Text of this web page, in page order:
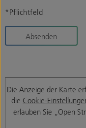
*Pflichtfeld
Absenden
Die Anzeige der Karte
die Cookie-
erlauben Sie „Open